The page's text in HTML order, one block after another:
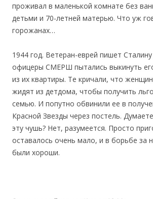
проживал в маленькой комнате без
детьми и 70-летней матерью. Что уж
горожанах…
1944 год. Ветеран-еврей пишет
офицеры СМЕРШ пытались выкинуть
из их квартиры. Те кричали, что
жидят из детдома, чтобы получить
семью. И попутно обвинили ее в
Красной Звезды через постель.
эту чушь? Нет, разумеется. Просто
оставалось очень мало, и в борьбе за
были хороши.